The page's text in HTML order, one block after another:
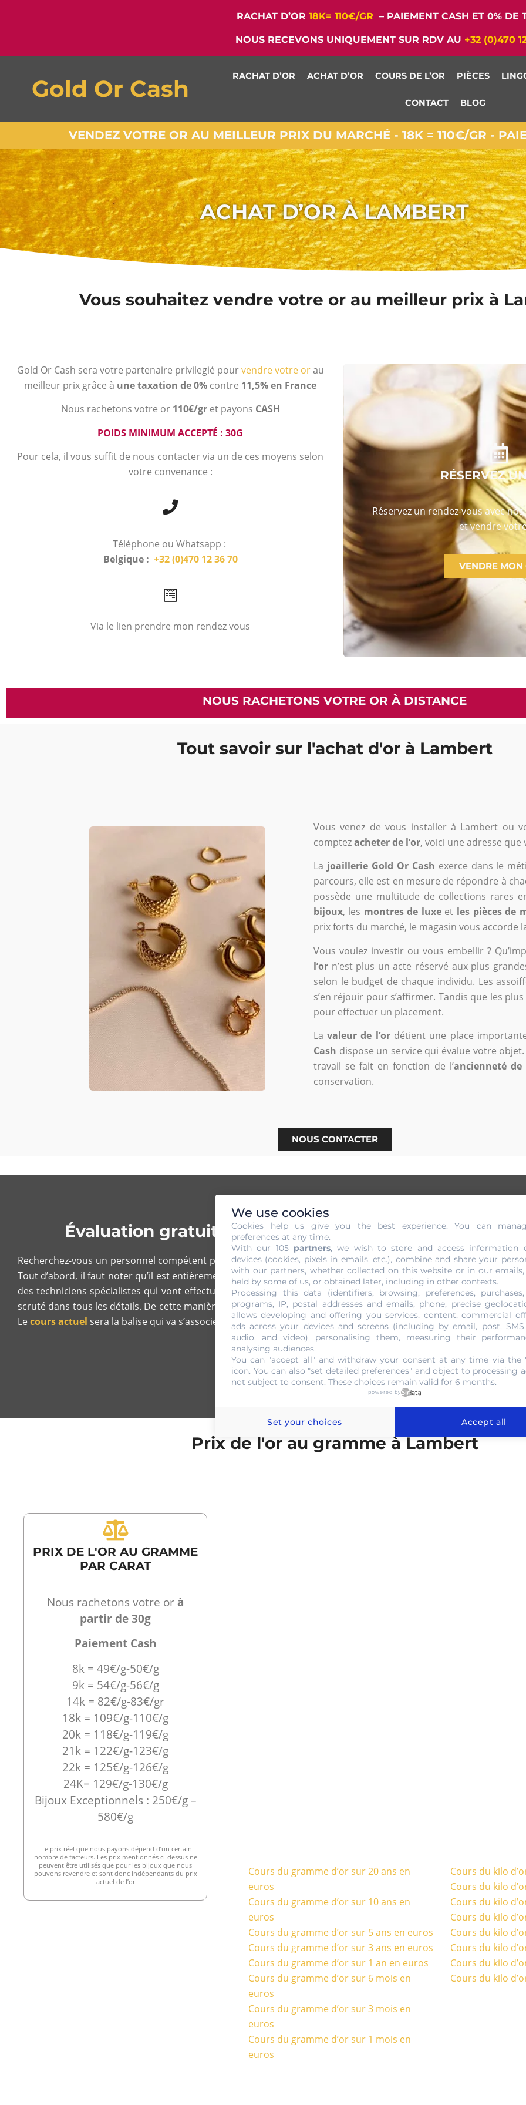
RACHAT D’OR 18K= 110€/GR – PAIEMENT CASH ET 0% DE
NOUS RECEVONS UNIQUEMENT SUR RDV AU +32 (0)470
Gold Or Cash RACHAT D’OR ACHAT D’OR COURS DE L’OR PIÈCES
CONTACT BLOG
VENDEZ VOTRE OR AU MEILLEUR PRIX DU MARCHÉ - 18K = 110€/GR -
ACHAT D’OR À LAMBERT
Vous souhaitez vendre votre or au meilleur prix à
Gold Or Cash sera votre partenaire privilegié pourvendre votre orau
meilleur prix grâce à une taxation de 0% contre 11,5% en France
Nous rachetons votre or 110€/gr et payons CASH
POIDS MINIMUM ACCEPTÉ : 30G
Pour cela, il vous suffit de nous contacter via un de ces moyens selon
votre convenance :
Téléphone ou Whatsapp :
Belgique : +32 (0)470 12 36 70
Via le lien prendre mon rendez vous
RÉSERVEZ
Réservez un rendez-vous avec
et vendre
VENDRE MON
NOUS RACHETONS VOTRE OR À DISTANCE
Tout savoir sur l'achat d'or à Lambert
Vous venez de vous installer à Lambert ou
comptezacheter de l’or, voici une adresse
La joaillerie Gold Or Cash exerce dans le
parcours, elle est en mesure de répondre à
possède une multitude de collections rares
bijoux, les montres de luxeet les pièces de
prix forts du marché, le magasin vous accorde
Vous voulez investir ou vous embellir ?
l’orn’est plus un acte réservé aux plus
selon le budget de chaque individu. Les
s’en réjouir pour s’affirmer. Tandis que les
pour effectuer un placement.
Lavaleur de l’ordétient une place
Cash dispose un service qui évalue votre
travail se fait en fonction de l’ancienneté de
conservation.
NOUS CONTACTER
Évaluation gratuite et sans Engagement de votre Or
Recherchez-vous un personnel compétent pourévaluer votre ordepuis Lambert ? Lajoaillerie Gold Or Cash
Tout d’abord, il faut noter qu’il est entièrement
sans engagementet estgratuit. Toutefois, il est assuré par des
des techniciens spécialistes qui vont effectuer des testschimiquesetphysiquessur votre objet. Grâce à une
scruté dans tous les détails. De cette manière, il sera authentifié ou critiqué par sa qualité. Effectivement, il
Lecours actuel sera la balise qui va s’associer à toutes les données pour apposer le coût estimatif.
NOUS CONTACTER
Prix de l'or au gramme à Lambert
PRIX DE L'OR AU GRAMME
PAR CARAT
Nous rachetons votre orà
partir de 30g
Paiement Cash
8k = 49€/g-50€/g
9k = 54€/g-56€/g
14k = 82€/g-83€/gr
18k = 109€/g-110€/g
20k = 118€/g-119€/g
21k = 122€/g-123€/g
22k = 125€/g-126€/g
24K= 129€/g-130€/g
Bijoux Exceptionnels : 250€/g –
580€/g
Le prix réel que nous payons dépend d’un certain
nombre de facteurs. Les prix mentionnés ci-dessus ne
peuvent être utilisés que pour les bijoux que nous
pouvons revendre et sont donc indépendants du prix
actuel de l’or
Cours du gramme d’or sur 20 ans en
euros
Cours du gramme d’or sur 10 ans en
euros
Cours du gramme d’or sur 5 ans en euros
Cours du gramme d’or sur 3 ans en euros
Cours du gramme d’or sur 1 an en euros
Cours du gramme d’or sur 6 mois en
euros
Cours du gramme d’or sur 3 mois en
euros
Cours du gramme d’or sur 1 mois en
euros
Cours du kilo
Cours du kilo
Cours du kilo
Cours du kilo
Cours du kilo
Cours du kilo
Cours du kilo
Cours du kilo
We use cookies
Cookies help us give you the best experience. You can
preferences at any time.
With our 105 partners, we wish to store and access information
devices (cookies, pixels in emails, etc.), combine and share your
with our partners, whether collected on this website or in our emails,
held by some of us, or obtained later, including in other contexts.
Processing this data (identifiers, browsing, preferences,
programs, IP, postal addresses and emails, phone, precise
allows developing and offering you services, content, commercial
ads across your devices and screens (including by email, post,
audio, and video), personalising them, measuring their
analysing audiences.
You can "accept all" and withdraw your consent at any time via the
icon. You can also "set detailed preferences" and object to processing
not subject to consent. These choices remain valid for 6 months.
powered by
Set your choices Accept all